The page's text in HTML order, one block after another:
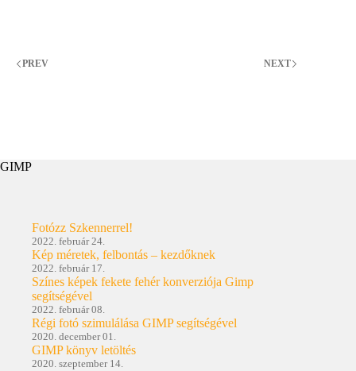
PREV NEXT
GIMP
Fotózz Szkennerrel!
2022. február 24.
Kép méretek, felbontás – kezdőknek
2022. február 17.
Színes képek fekete fehér konverziója Gimp
segítségével
2022. február 08.
Régi fotó szimulálása GIMP segítségével
2020. december 01.
GIMP könyv letöltés
2020. szeptember 14.